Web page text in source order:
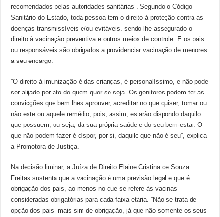
recomendados pelas autoridades sanitárias”. Segundo o Código
Sanitário do Estado, toda pessoa tem o direito à proteção contra as
doenças transmissíveis e/ou evitáveis, sendo-lhe assegurado o
direito à vacinação preventiva e outros meios de controle. E os pais
ou responsáveis são obrigados a providenciar vacinação de menores
a seu encargo.
”O direito à imunização é das crianças, é personalíssimo, e não pode
ser alijado por ato de quem quer se seja. Os genitores podem ter as
convicções que bem lhes aprouver, acreditar no que quiser, tomar ou
não este ou aquele remédio, pois, assim, estarão dispondo daquilo
que possuem, ou seja, da sua própria saúde e do seu bem-estar. O
que não podem fazer é dispor, por si, daquilo que não é seu”, explica
a Promotora de Justiça.
Na decisão liminar, a Juíza de Direito Elaine Cristina de Souza
Freitas sustenta que a vacinação é uma previsão legal e que é
obrigação dos pais, ao menos no que se refere às vacinas
consideradas obrigatórias para cada faixa etária. ”Não se trata de
opção dos pais, mais sim de obrigação, já que não somente os seus